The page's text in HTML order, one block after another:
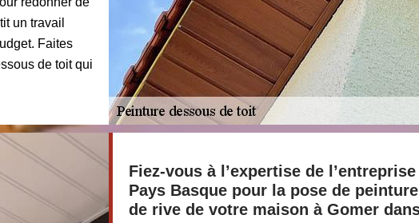
un travail
Faites
de toit qui
Fiez-vous à l’expertise de
Pays Basque pour la pose de
de rive de votre maison à Gomer